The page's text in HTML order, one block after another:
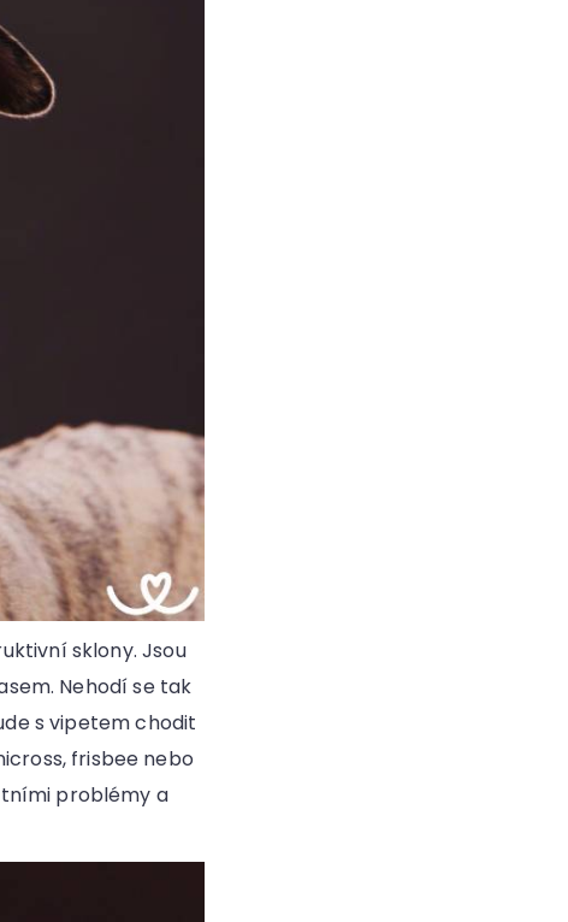
sklony. Jsou
Nehodí se tak
s vipetem chodit
frisbee nebo
problémy a